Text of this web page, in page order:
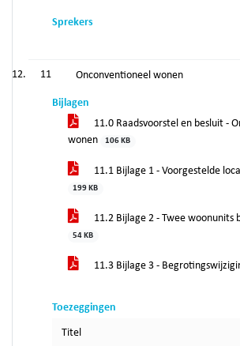
Sprekers
11 Onconventioneel wonen
Bijlagen
11.0 Raadsvoorstel en besluit -
wonen
106 KB
11.1 Bijlage 1 - Voorgestelde
199 KB
11.2 Bijlage 2 - Twee woonunits
54 KB
11.3 Bijlage 3 -
Toezeggingen
Titel